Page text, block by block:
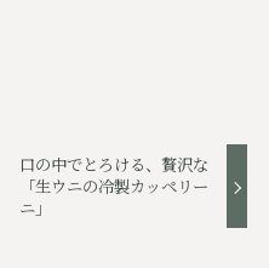
口の中でとろける、贅沢な
「生ウニの冷製カッペリー
ニ」